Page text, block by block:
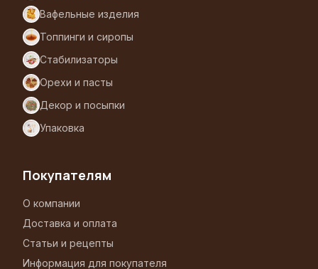
Вафельные изделия
Топпинги и сиропы
Стабилизаторы
Орехи и пасты
Декор и посыпки
Упаковка
Покупателям
О компании
Доставка и оплата
Статьи и рецепты
Информация для покупателя